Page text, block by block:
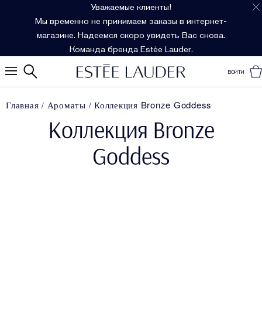
Уважаемые клиенты!
Мы временно не принимаем заказы в интернет-
магазине. Надеемся скоро увидеть Вас снова.
Команда бренда Estée Lauder.
ВОЙТИ
Главная Ароматы Коллекция Bronze Goddess
Коллекция Bronze
Goddess